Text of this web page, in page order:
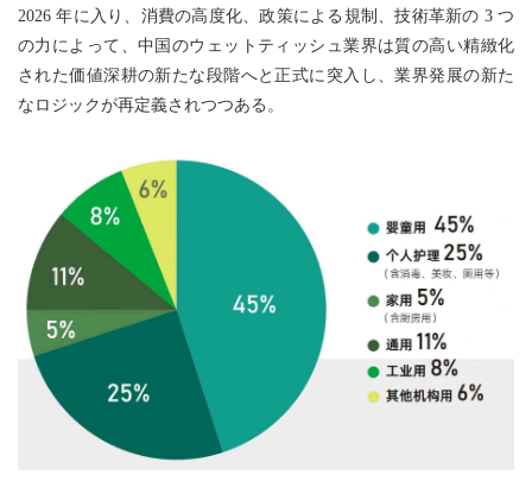
2026 年に入り、消費の高度化、政策による規制、技術革新の 3 つ
の力によって、中国のウェットティッシュ業界は質の高い精緻化
された価値深耕の新たな段階へと正式に突入し、業界発展の新た
なロジックが再定義されつつある。